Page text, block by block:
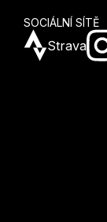
SOCIÁLNÍ SÍTĚ
Strava